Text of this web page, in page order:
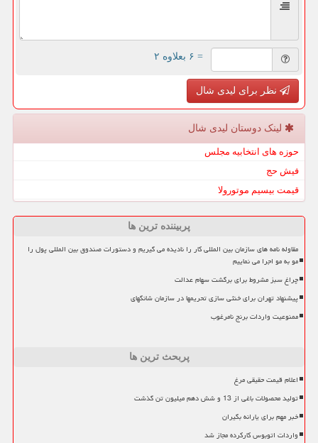
= ۶ بعلاوه ۲
نظر برای لیدی شال
لینک دوستان لیدی شال
حوزه های انتخابیه مجلس
فیش حج
قیمت بیسیم موتورولا
پربیننده ترین ها
مقاوله نامه های سازمان بین المللی کار را نادیده می گیریم و دستورات صندوق بین المللی پول را
مو به مو اجرا می نماییم
چراغ سبز مشروط برای برگشت سهام عدالت
پیشنهاد تهران برای خنثی سازی تحریمها در سازمان شانگهای
ممنوعیت واردات برنج نامرغوب
پربحث ترین ها
اعلام قیمت حقیقی مرغ
تولید محصولات باغی از 13 و شش دهم میلیون تن گذشت
خبر مهم برای یارانه بگیران
واردات اتوبوس کارکرده مجاز شد